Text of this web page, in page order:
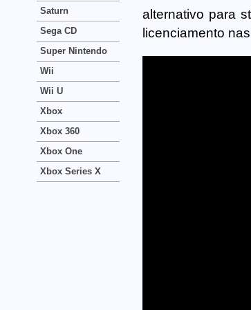
alternativo para
licenciamento
Saturn
Sega CD
Super Nintendo
Wii
Wii U
Xbox
Xbox 360
Xbox One
Xbox Series X